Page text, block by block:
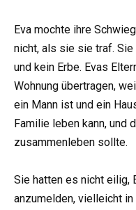
Eva mochte ihre
nicht, als sie sie traf.
und kein Erbe. Evas
Wohnung übertragen,
ein Mann ist und ein
Familie leben kann, und
zusammenleben sollte.
Sie hatten es nicht eilig,
anzumelden, vielleicht